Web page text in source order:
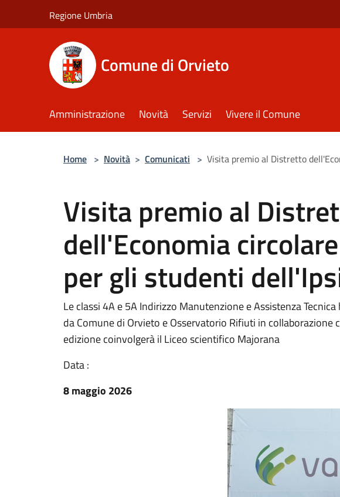
Regione Umbria
Comune di Orvieto
Amministrazione Novità Servizi Vivere il Comune
Home > Novità > Comunicati > Visita premio al Distretto
Visita premio al
dell'Economia
per gli studenti
Le classi 4A e 5A Indirizzo Manutenzione e Assistenza
da Comune di Orvieto e Osservatorio Rifiuti in collaborazione
edizione coinvolgerà il Liceo scientifico Majorana
Data :
8 maggio 2026